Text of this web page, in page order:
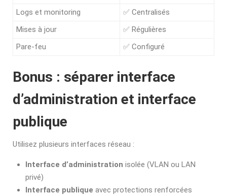
Logs et monitoring
✅ Centralisés
Mises à jour
✅ Régulières
Pare-feu
✅ Configuré
Bonus : séparer interface
d’administration et interface
publique
Utilisez plusieurs interfaces réseau :
Interface d’administration isolée (VLAN ou LAN
privé)
Interface publique avec protections renforcées